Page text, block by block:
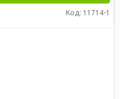
Код: 11714-1